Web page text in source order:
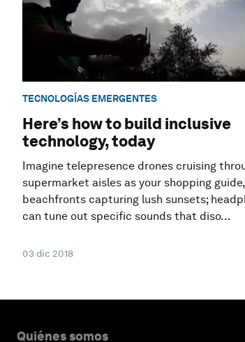
TECNOLOGÍAS EMERGENTES
Here’s how to build inclusive
technology, today
Imagine telepresence drones cruising
supermarket aisles as your shopping
beachfronts capturing lush sunsets;
can tune out specific sounds that diso...
03 dic 2018
Quiénes somos